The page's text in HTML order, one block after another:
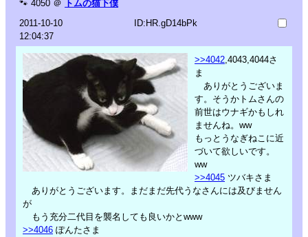
🐾 4050 ＠ トムの猫下僕
2011-10-10
12:04:37
ID:HR.gD14bPk
>>4042 ,4043,4044さ
ま
ありがとうございま
す。そうかトムさんの
前世はウナギかもしれ
ませんね。ww
もっとうなぎねこに近
づいて欲しいです。
ww
>>4045 ツバキさま
ありがとうございます。まだまだ先代うなさんには及びません
が
もう充分二代目を襲名しても良いかとwww
>>4046 ぽんたさま